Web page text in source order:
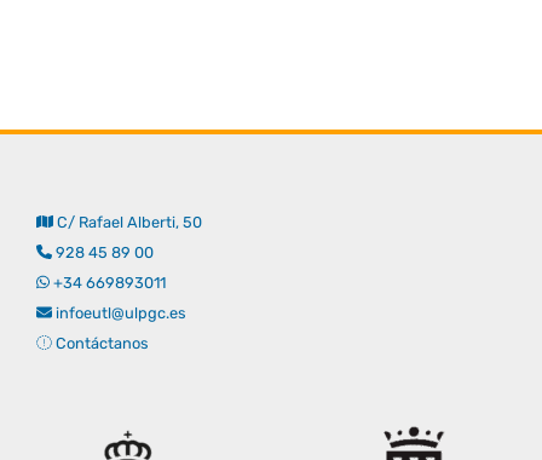
C/ Rafael Alberti, 50
928 45 89 00
+34 669893011
infoeutl@ulpgc.es
Contáctanos